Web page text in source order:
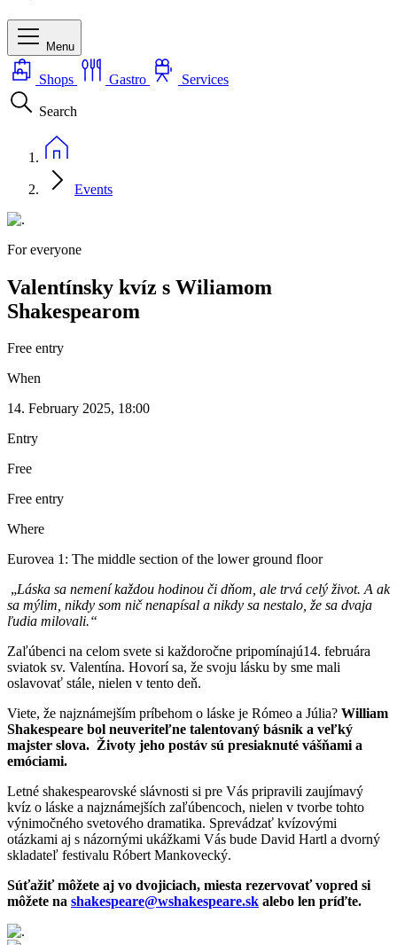
Menu
Shops Gastro Services
Search
Events
For everyone
Valentínsky kvíz s Wiliamom
Shakespearom
Free entry
When
14. February 2025, 18:00
Entry
Free
Free entry
Where
Eurovea 1: The middle section of the lower ground floor
„Láska sa nemení každou hodinou či dňom, ale trvá celý život. A ak
sa mýlim, nikdy som nič nenapísal a nikdy sa nestalo, že sa dvaja
ľudia milovali.“
Zaľúbenci na celom svete si každoročne pripomínajú14. februára
sviatok sv. Valentína. Hovorí sa, že svoju lásku by sme mali
oslavovať stále, nielen v tento deň.
Viete, že najznámejším príbehom o láske je Rómeo a Júlia? William
Shakespeare bol neuveriteľne talentovaný básnik a veľký
majster slova. Životy jeho postáv sú presiaknuté vášňami a
emóciami.
Letné shakespearovské slávnosti si pre Vás pripravili zaujímavý
kvíz o láske a najznámejších zaľúbencoch, nielen v tvorbe tohto
výnimočného svetového dramatika. Sprevádzať kvízovými
otázkami aj s názornými ukážkami Vás bude David Hartl a dvorný
skladateľ festivalu Róbert Mankovecký.
Súťažiť môžete aj vo dvojiciach, miesta rezervovať vopred si
môžete na shakespeare@wshakespeare.sk alebo len príďte.